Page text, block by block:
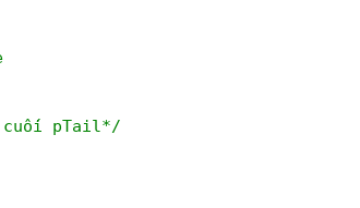
cuối pTail*/